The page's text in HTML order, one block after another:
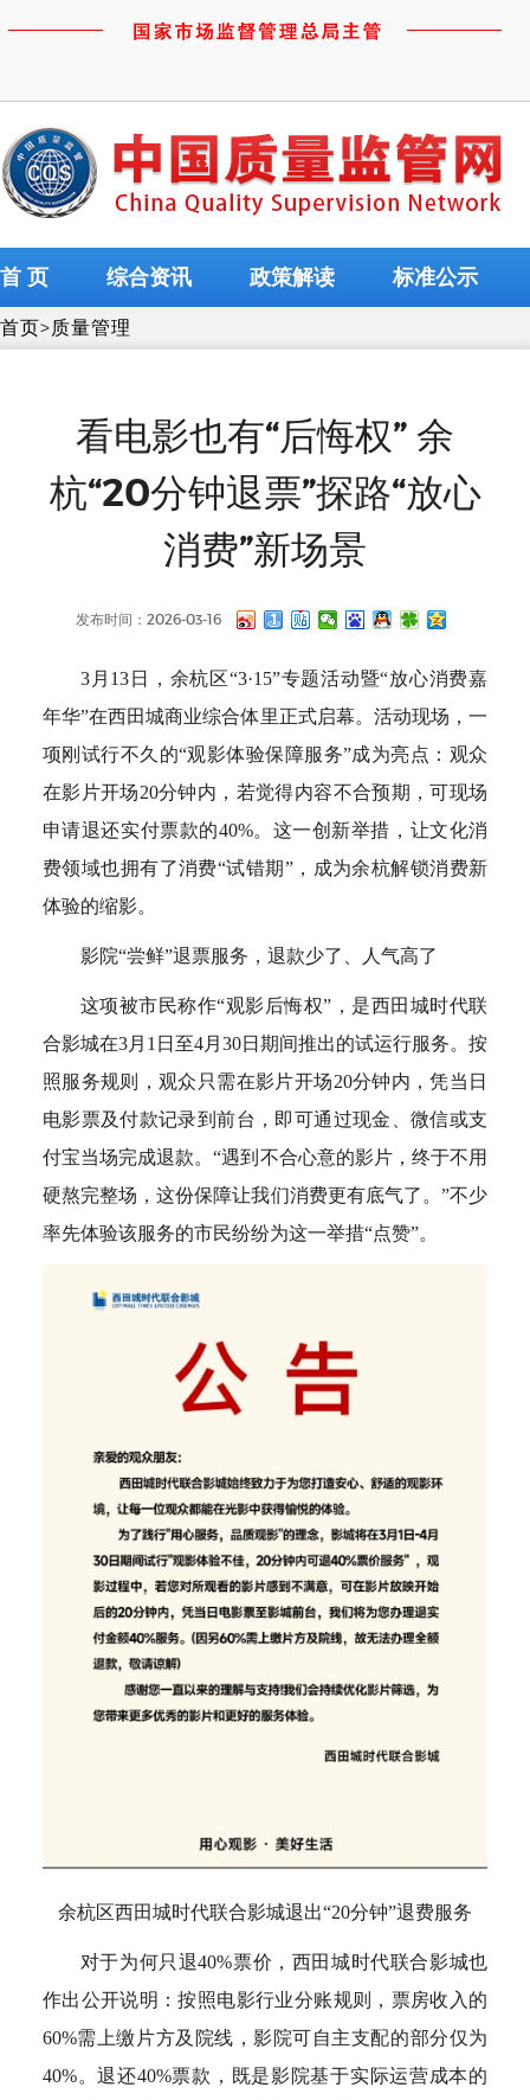
首 页 综合资讯 政策解读 标准公示
首页>质量管理
看电影也有“后悔权” 余
杭“20分钟退票”探路“放心
消费”新场景
发布时间：2026-03-16
3月13日，余杭区“3·15”专题活动暨“放心消费嘉
年华”在西田城商业综合体里正式启幕。活动现场，一
项刚试行不久的“观影体验保障服务”成为亮点：观众
在影片开场20分钟内，若觉得内容不合预期，可现场
申请退还实付票款的40%。这一创新举措，让文化消
费领域也拥有了消费“试错期”，成为余杭解锁消费新
体验的缩影。
影院“尝鲜”退票服务，退款少了、人气高了
这项被市民称作“观影后悔权”，是西田城时代联
合影城在3月1日至4月30日期间推出的试运行服务。按
照服务规则，观众只需在影片开场20分钟内，凭当日
电影票及付款记录到前台，即可通过现金、微信或支
付宝当场完成退款。“遇到不合心意的影片，终于不用
硬熬完整场，这份保障让我们消费更有底气了。”不少
率先体验该服务的市民纷纷为这一举措“点赞”。
余杭区西田城时代联合影城退出“20分钟”退费服务
对于为何只退40%票价，西田城时代联合影城也
作出公开说明：按照电影行业分账规则，票房收入的
60%需上缴片方及院线，影院可自主支配的部分仅为
40%。退还40%票款，既是影院基于实际运营成本的